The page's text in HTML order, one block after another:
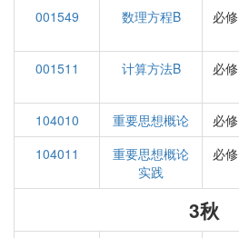
001549
数理方程B 必修
001511
计算方法B 必修
104010
重要思想概论 必修
104011
重要思想概论
实践
必修
3秋